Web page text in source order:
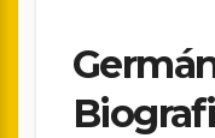
Biografi